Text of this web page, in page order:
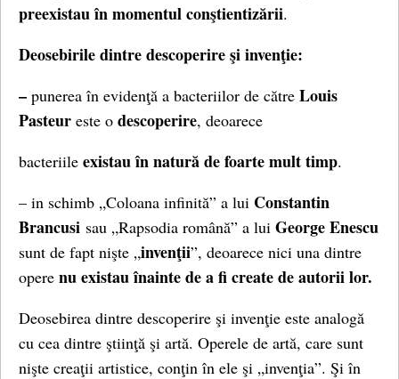
preexistau în momentul conştientizării.
Deosebirile dintre descoperire şi invenţie:
– punerea în evidenţă a bacteriilor de către Louis
Pasteur este o descoperire, deoarece
bacteriile existau în natură de foarte mult timp.
– in schimb „Coloana infinită” a lui Constantin
Brancusi sau „Rapsodia română” a lui George Enescu
sunt de fapt nişte „invenţii”, deoarece nici una dintre
opere nuexistau înainte de a fi create de autorii lor.
Deosebirea dintre descoperire şi invenţie este analogă
cu cea dintre ştiinţă şi artă. Operele de artă, care sunt
nişte creaţii artistice, conţin în ele şi „invenţia”. Şi în